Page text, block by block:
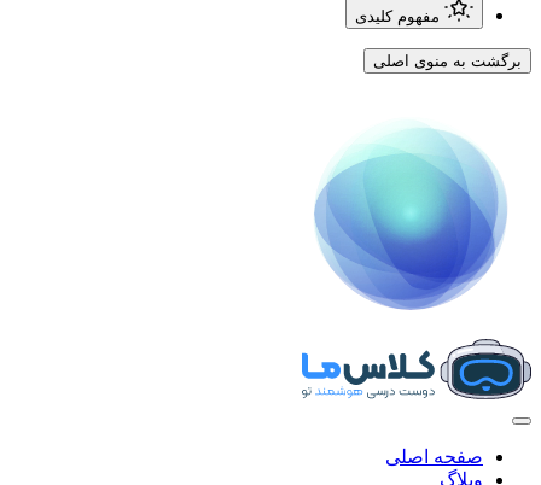
مفهوم کلیدی
برگشت به منوی اصلی
صفحه اصلی
وبلاگ